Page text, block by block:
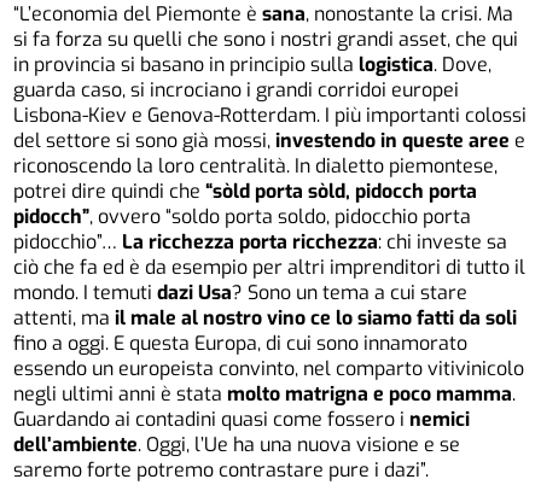
“L’economia del Piemonte èsana, nonostante la crisi. Ma
si fa forza su quelli che sono i nostri grandi asset, che qui
in provincia si basano in principio sullalogistica. Dove,
guarda caso, si incrociano i grandi corridoi europei
Lisbona-Kiev e Genova-Rotterdam. I più importanti colossi
del settore si sono già mossi,investendo in queste aree e
riconoscendo la loro centralità. In dialetto piemontese,
potrei dire quindi che“sòld porta sòld, pidocch porta
pidocch”, ovvero “soldo porta soldo, pidocchio porta
pidocchio”… La ricchezza porta ricchezza: chi investe sa
ciò che fa ed è da esempio per altri imprenditori di tutto il
mondo. I temutidazi Usa? Sono un tema a cui stare
attenti, mail male al nostro vino ce lo siamo fatti da soli
fino a oggi. E questa Europa, di cui sono innamorato
essendo un europeista convinto, nel comparto vitivinicolo
negli ultimi anni è statamolto matrigna e poco mamma.
Guardando ai contadini quasi come fossero inemici
dell’ambiente. Oggi, l’Ue ha una nuova visione e se
saremo forte potremo contrastare pure i dazi”.